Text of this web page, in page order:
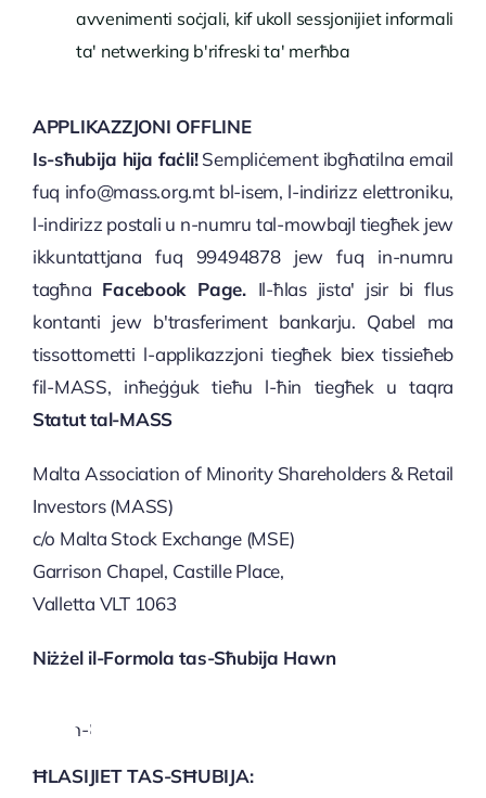
avvenimenti soċjali, kif ukoll sessjonijiet informali
ta' netwerking b'rifreski ta' merħba
APPLIKAZZJONI OFFLINE
Is-sħubija hija faċli!Sempliċement ibgħatilna email
fuq info@mass.org.mtbl-isem, l-indirizz elettroniku,
l-indirizz postali u n-numru tal-mowbajl tiegħek jew
ikkuntattjana fuq 99494878 jew fuq in-numru
tagħna Facebook Page. Il-ħlas jista' jsir bi flus
kontanti jew b'trasferiment bankarju. Qabel ma
tissottometti l-applikazzjoni tiegħek biex tissieħeb
fil-MASS, inħeġġuk tieħu l-ħin tiegħek u taqra
Statut tal-MASS
Malta Association of Minority Shareholders & Retail
Investors (MASS)
c/o Malta Stock Exchange (MSE)
Garrison Chapel, Castille Place,
Valletta VLT 1063
Niżżel il-Formola tas-Sħubija Hawn
ĦLASIJIET TAS-SĦUBIJA: